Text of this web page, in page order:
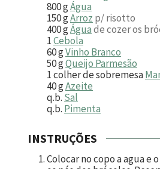
800gÁgua
150gArroz p/ risotto
400gÁguade cozer os
1Cebola
60gVinho Branco
50gQueijo Parmesão
1colher de sobremesa
40gAzeite
q.b. Sal
q.b. Pimenta
INSTRUÇÕES
Colocar no copo a agua e